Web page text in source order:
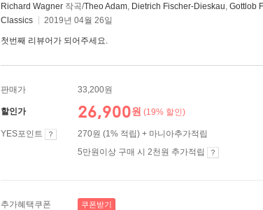
Richard Wagner 작곡/Theo Adam, Dietrich Fischer-Dieskau, Gottlob
Classics
2019년 04월 26일
첫번째 리뷰어가 되어주세요.
판매가 33,200원
할인가 26,900원 (19% 할인)
YES포인트
270원 (1% 적립) + 마니아추가적립
5만원이상 구매 시 2천원 추가적립
추가혜택쿠폰 쿠폰받기